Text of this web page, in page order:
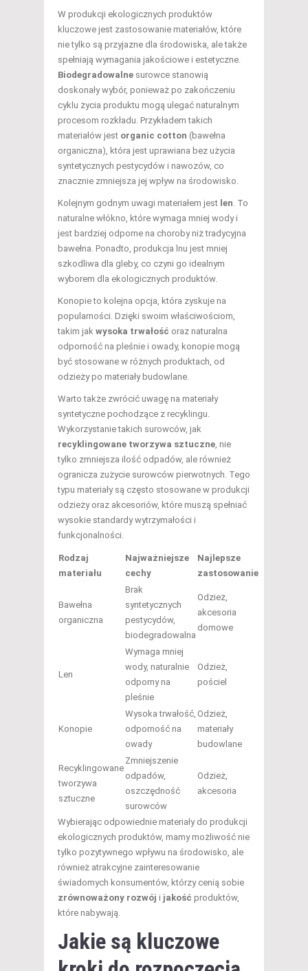
W produkcji ekologicznych produktów
kluczowe jest zastosowanie materiałów, które
nie tylko są przyjazne dla środowiska, ale także
spełniają wymagania jakościowe i estetyczne.
Biodegradowalne surowce stanowią
doskonały wybór, ponieważ po zakończeniu
cyklu życia produktu mogą ulegać naturalnym
procesom rozkładu. Przykładem takich
materiałów jest organic cotton (bawełna
organiczna), która jest uprawiana bez użycia
syntetycznych pestycydów i nawozów, co
znacznie zmniejsza jej wpływ na środowisko.
Kolejnym godnym uwagi materiałem jest len . To
naturalne włókno, które wymaga mniej wody i
jest bardziej odporne na choroby niż tradycyjna
bawełna. Ponadto, produkcja lnu jest mniej
szkodliwa dla gleby, co czyni go idealnym
wyborem dla ekologicznych produktów.
Konopie to kolejna opcja, która zyskuje na
popularności. Dzięki swoim właściwościom,
takim jak wysoka trwałość oraz naturalna
odporność na pleśnie i owady, konopie mogą
być stosowane w różnych produktach, od
odzieży po materiały budowlane.
Warto także zwrócić uwagę na materiały
syntetyczne pochodzące z recyklingu.
Wykorzystanie takich surowców, jak
recyklingowane tworzywa sztuczne , nie
tylko zmniejsza ilość odpadów, ale również
ogranicza zużycie surowców pierwotnych. Tego
typu materiały są często stosowane w produkcji
odzieży oraz akcesoriów, które muszą spełniać
wysokie standardy wytrzymałości i
funkcjonalności.
Rodzaj
materiału
Najważniejsze
cechy
Najlepsze
zastosowanie
Bawełna
organiczna
Brak
syntetycznych
pestycydów,
biodegradowalna
Odzież,
akcesoria
domowe
Len
Wymaga mniej
wody, naturalnie
odporny na
pleśnie
Odzież,
pościel
Konopie
Wysoka trwałość,
odporność na
owady
Odzież,
materiały
budowlane
Recyklingowane
tworzywa
sztuczne
Zmniejszenie
odpadów,
oszczędność
surowców
Odzież,
akcesoria
Wybierając odpowiednie materiały do produkcji
ekologicznych produktów, mamy możliwość nie
tylko pozytywnego wpływu na środowisko, ale
również atrakcyjne zainteresowanie
świadomych konsumentów, którzy cenią sobie
zrównoważony rozwój i jakość produktów,
które nabywają.
Jakie są kluczowe